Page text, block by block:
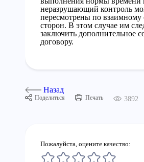
неразрушающий контроль
пересмотрены по взаимному
сторон. В этом случае им
заключить дополнительное
договору.
Назад
Поделиться Печать 3892
Пожалуйста, оцените качество: